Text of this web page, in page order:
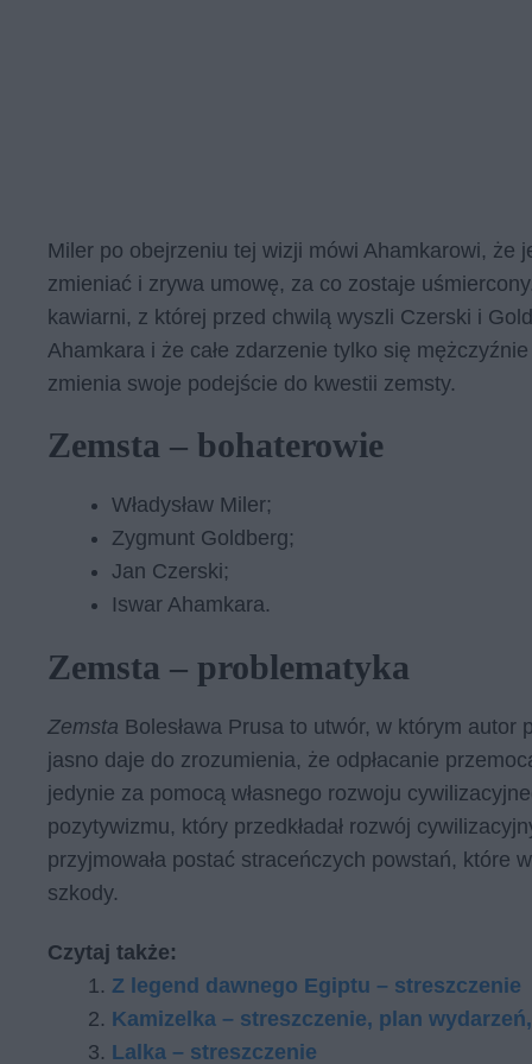
Miler po obejrzeniu tej wizji mówi Ahamkarowi, że
zmieniać i zrywa umowę, za co zostaje
kawiarni, z której przed chwilą wyszli Czerski i
Ahamkara i że całe zdarzenie tylko się
zmienia swoje podejście do kwestii zemsty.
Zemsta – bohaterowie
Władysław Miler;
Zygmunt Goldberg;
Jan Czerski;
Iswar Ahamkara.
Zemsta – problematyka
Zemsta Bolesława Prusa to utwór, w którym autor
jasno daje do zrozumienia, że odpłacanie
jedynie za pomocą własnego rozwoju
pozytywizmu, który przedkładał rozwój
przyjmowała postać straceńczych powstań, które
szkody.
Czytaj także:
Z legend dawnego Egiptu – streszczenie
Kamizelka – streszczenie, plan
Lalka – streszczenie